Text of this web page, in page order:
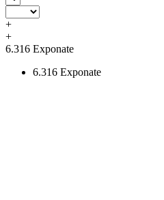
+
+
6.316 Exponate
6.316 Exponate